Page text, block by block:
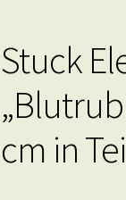
Stuck
cm in